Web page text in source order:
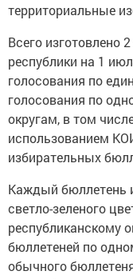
территориальные
Всего изготовлено
республики на 1
голосования по
голосования по
округам, в том
использованием
избирательных
Каждый бюллетень
светло-зеленого
республиканскому
бюллетеней по
обычного